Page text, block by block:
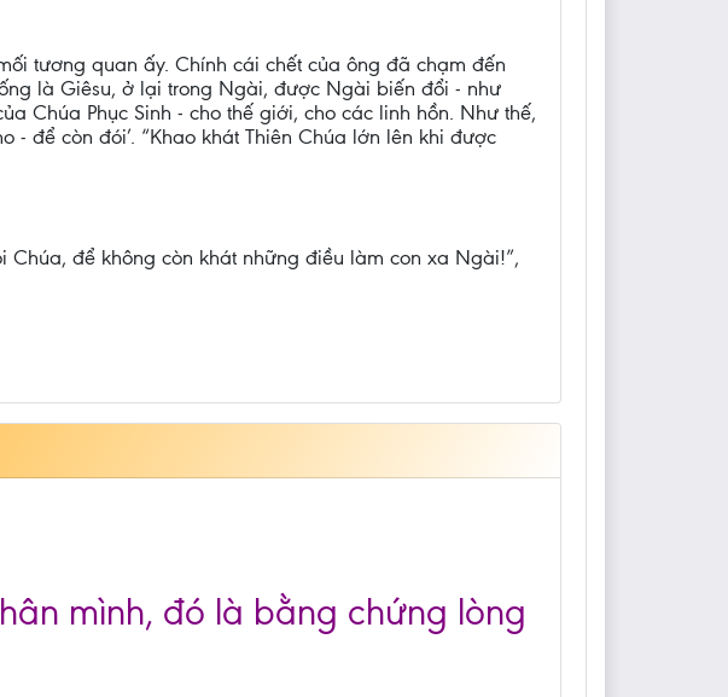
tương quan ấy. Chính cái chết của ông đã chạm đến
là Giêsu, ở lại trong Ngài, được Ngài biến đổi - như
Chúa Phục Sinh - cho thế giới, cho các linh hồn. Như thế,
để còn đói’. “Khao khát Thiên Chúa lớn lên khi được
để không còn khát những điều làm con xa Ngài!”,
mình, đó là bằng chứng lòng